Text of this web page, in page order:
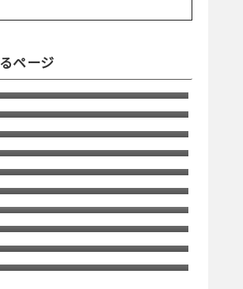
ページ
"Paris付近で新しいデバイ
どログインしました
引っかけスパムメール
敗が、今の自分を助けて
への切り替え Becky2 メ
移行
ソコン修理店が多いとい
Paypal／ペイパルで
入金）を確認する方法 リ
版
ッチブランドの 貼っては
プ
金持ちの概念
コンの修理事情が変わる
人を作る！八回目 毎日好
深堀することでビジネス
る
証って結局なに？最近よ
ので整理してみた